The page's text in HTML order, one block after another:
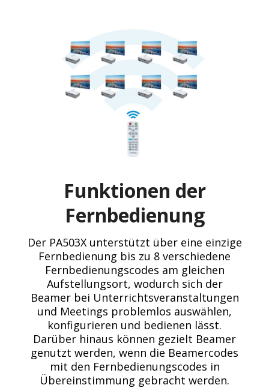
Funktionen der
Fernbedienung
Der PA503X unterstützt über eine einzige
Fernbedienung bis zu 8 verschiedene
Fernbedienungscodes am gleichen
Aufstellungsort, wodurch sich der
Beamer bei Unterrichtsveranstaltungen
und Meetings problemlos auswählen,
konfigurieren und bedienen lässt.
Darüber hinaus können gezielt Beamer
genutzt werden, wenn die Beamercodes
mit den Fernbedienungscodes in
Übereinstimmung gebracht werden.